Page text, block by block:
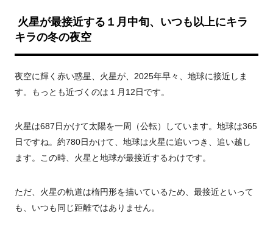
火星が最接近する１月中旬、いつも以上にキラ
キラの冬の夜空
夜空に輝く赤い惑星、火星が、 2025年早々、地球に接近しま
す。もっとも近づくのは１月 12日です。
火星は687日かけて太陽を一周（公転）しています。地球は365
日ですね。約780日かけて、地球は火星に追いつき、追い越し
ます。この時、火星と地球が最接近するわけです。
ただ、火星の軌道は楕円形を描いているため、最接近といって
も、いつも同じ距離ではありません。